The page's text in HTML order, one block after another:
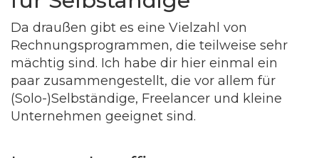
Da draußen gibt es eine Vielzahl von
Rechnungsprogrammen, die teilweise sehr
mächtig sind. Ich habe dir hier einmal ein
paar zusammengestellt, die vor allem für
(Solo-)Selbständige, Freelancer und kleine
Unternehmen geeignet sind.